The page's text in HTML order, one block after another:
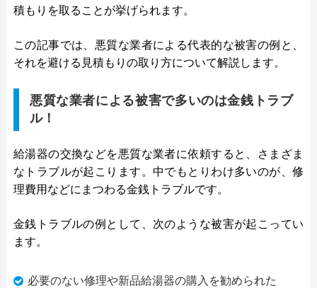
積もりを取ることが挙げられます。
この記事では、悪質な業者による代表的な被害の例と、
それを避ける見積もりの取り方について解説します。
悪質な業者による被害で多いのは金銭トラブ
ル！
給湯器の交換などを悪質な業者に依頼すると、さまざま
なトラブルが起こります。中でもとりわけ多いのが、修
理費用などにまつわる金銭トラブルです。
金銭トラブルの例として、次のような被害が起こってい
ます。
必要のない修理や新品給湯器の購入を勧められた